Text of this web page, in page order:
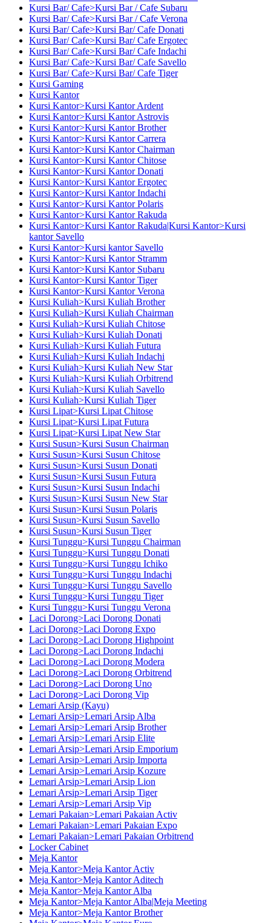
Kursi Bar/ Cafe>Kursi Bar / Cafe Subaru
Kursi Bar/ Cafe>Kursi Bar / Cafe Verona
Kursi Bar/ Cafe>Kursi Bar/ Cafe Donati
Kursi Bar/ Cafe>Kursi Bar/ Cafe Ergotec
Kursi Bar/ Cafe>Kursi Bar/ Cafe Indachi
Kursi Bar/ Cafe>Kursi Bar/ Cafe Savello
Kursi Bar/ Cafe>Kursi Bar/ Cafe Tiger
Kursi Gaming
Kursi Kantor
Kursi Kantor>Kursi Kantor Ardent
Kursi Kantor>Kursi Kantor Astrovis
Kursi Kantor>Kursi Kantor Brother
Kursi Kantor>Kursi Kantor Carrera
Kursi Kantor>Kursi Kantor Chairman
Kursi Kantor>Kursi Kantor Chitose
Kursi Kantor>Kursi Kantor Donati
Kursi Kantor>Kursi Kantor Ergotec
Kursi Kantor>Kursi Kantor Indachi
Kursi Kantor>Kursi Kantor Polaris
Kursi Kantor>Kursi Kantor Rakuda
Kursi Kantor>Kursi Kantor Rakuda|Kursi Kantor>Kursi
kantor Savello
Kursi Kantor>Kursi kantor Savello
Kursi Kantor>Kursi Kantor Stramm
Kursi Kantor>Kursi Kantor Subaru
Kursi Kantor>Kursi Kantor Tiger
Kursi Kantor>Kursi Kantor Verona
Kursi Kuliah>Kursi Kuliah Brother
Kursi Kuliah>Kursi Kuliah Chairman
Kursi Kuliah>Kursi Kuliah Chitose
Kursi Kuliah>Kursi Kuliah Donati
Kursi Kuliah>Kursi Kuliah Futura
Kursi Kuliah>Kursi Kuliah Indachi
Kursi Kuliah>Kursi Kuliah New Star
Kursi Kuliah>Kursi Kuliah Orbitrend
Kursi Kuliah>Kursi Kuliah Savello
Kursi Kuliah>Kursi Kuliah Tiger
Kursi Lipat>Kursi Lipat Chitose
Kursi Lipat>Kursi Lipat Futura
Kursi Lipat>Kursi Lipat New Star
Kursi Susun>Kursi Susun Chairman
Kursi Susun>Kursi Susun Chitose
Kursi Susun>Kursi Susun Donati
Kursi Susun>Kursi Susun Futura
Kursi Susun>Kursi Susun Indachi
Kursi Susun>Kursi Susun New Star
Kursi Susun>Kursi Susun Polaris
Kursi Susun>Kursi Susun Savello
Kursi Susun>Kursi Susun Tiger
Kursi Tunggu>Kursi Tunggu Chairman
Kursi Tunggu>Kursi Tunggu Donati
Kursi Tunggu>Kursi Tunggu Ichiko
Kursi Tunggu>Kursi Tunggu Indachi
Kursi Tunggu>Kursi Tunggu Savello
Kursi Tunggu>Kursi Tunggu Tiger
Kursi Tunggu>Kursi Tunggu Verona
Laci Dorong>Laci Dorong Donati
Laci Dorong>Laci Dorong Expo
Laci Dorong>Laci Dorong Highpoint
Laci Dorong>Laci Dorong Indachi
Laci Dorong>Laci Dorong Modera
Laci Dorong>Laci Dorong Orbitrend
Laci Dorong>Laci Dorong Uno
Laci Dorong>Laci Dorong Vip
Lemari Arsip (Kayu)
Lemari Arsip>Lemari Arsip Alba
Lemari Arsip>Lemari Arsip Brother
Lemari Arsip>Lemari Arsip Elite
Lemari Arsip>Lemari Arsip Emporium
Lemari Arsip>Lemari Arsip Importa
Lemari Arsip>Lemari Arsip Kozure
Lemari Arsip>Lemari Arsip Lion
Lemari Arsip>Lemari Arsip Tiger
Lemari Arsip>Lemari Arsip Vip
Lemari Pakaian>Lemari Pakaian Activ
Lemari Pakaian>Lemari Pakaian Expo
Lemari Pakaian>Lemari Pakaian Orbitrend
Locker Cabinet
Meja Kantor
Meja Kantor>Meja Kantor Activ
Meja Kantor>Meja Kantor Aditech
Meja Kantor>Meja Kantor Alba
Meja Kantor>Meja Kantor Alba|Meja Meeting
Meja Kantor>Meja Kantor Brother